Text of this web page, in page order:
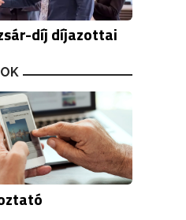
díj díjazottai